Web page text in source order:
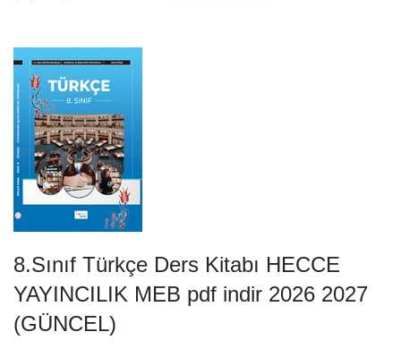
8.Sınıf Türkçe Ders Kitabı HECCE
YAYINCILIK MEB pdf indir 2026 2027
(GÜNCEL)